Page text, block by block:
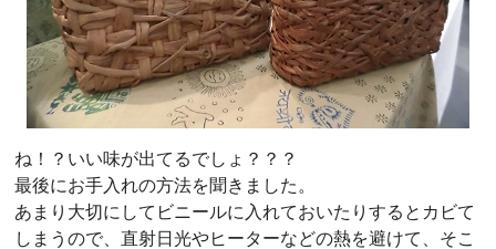
ね！？いい味が出てるでしょ？？？
最後にお手入れの方法を聞きました。
あまり大切にしてビニールに入れておいたりするとカビて
しまうので、直射日光やヒーターなどの熱を避けて、そこ